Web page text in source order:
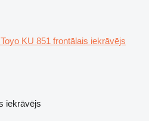
Toyo KU 851 frontālais iekrāvējs
iekrāvējs